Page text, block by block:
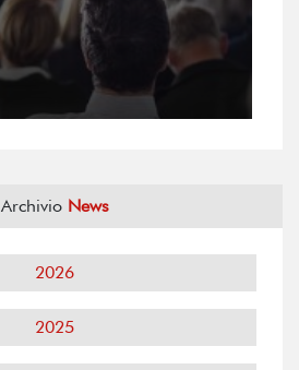
Archivio News
2026
2025